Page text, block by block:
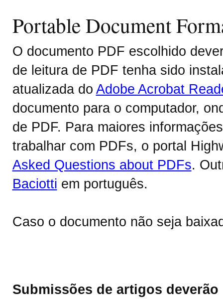
Portable Document
O documento PDF escolhido
de leitura de PDF tenha sido
atualizada do Adobe Acrobat
documento para o computador,
de PDF. Para maiores
trabalhar com PDFs, o portal
Asked Questions about PDFs.
Baciotti em português.
Caso o documento não seja
Submissões de artigos